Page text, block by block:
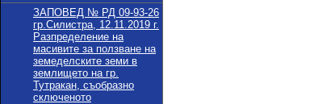
ЗАПОВЕД № РД 09-93-26
гр.Силистра, 12.11.2019 г.
Разпределение на
масивите за ползване на
земеделските земи в
землището на гр.
Тутракан, съобразно
сключеното